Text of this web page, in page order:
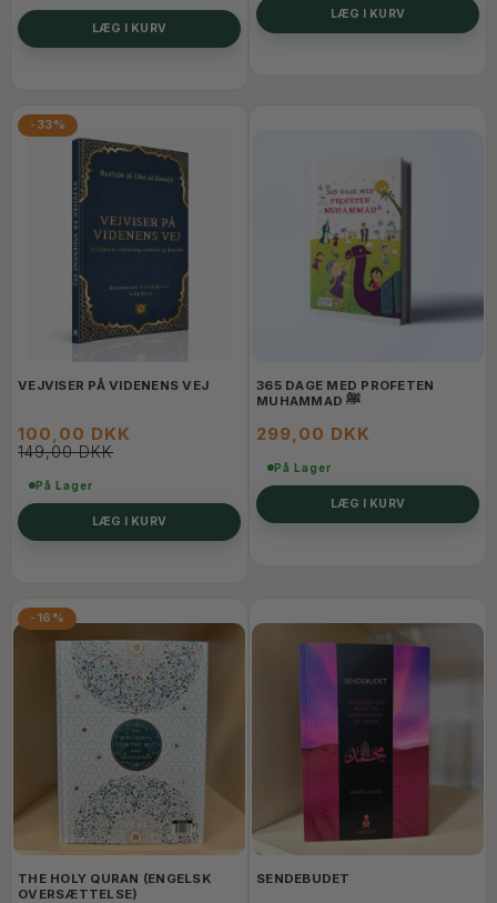
LÆG I KURV
LÆG I KURV
-33%
VEJVISER PÅ VIDENENS VEJ
100,00 DKK
149,00 DKK
På Lager
LÆG I KURV
365 DAGE MED PROFETEN
MUHAMMAD ﷺ
299,00 DKK
På Lager
LÆG I KURV
-16%
THE HOLY QURAN (ENGELSK
OVERSÆTTELSE)
SENDEBUDET